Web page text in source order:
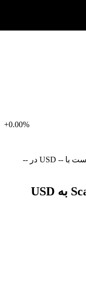
+0.00%
قیمت ScalaAI (ABC) در undefined برابر است با -- USD در --
نمودار قیمت لحظه‌ای ScalaAI به USD